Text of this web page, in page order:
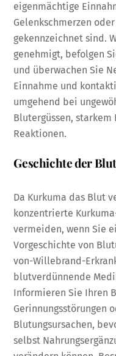
eigenmächtige
Gelenkschmerzen
gekennzeichnet sind.
genehmigt, befolgen
und überwachen Sie
Einnahme und
umgehend bei
Blutergüssen,
Reaktionen.
Geschichte der
Da Kurkuma das Blut
konzentrierte
vermeiden, wenn Sie
Vorgeschichte von
von-Willebrand-
blutverdünnende
Informieren Sie Ihren
Gerinnungsstörungen
Blutungsursachen,
selbst